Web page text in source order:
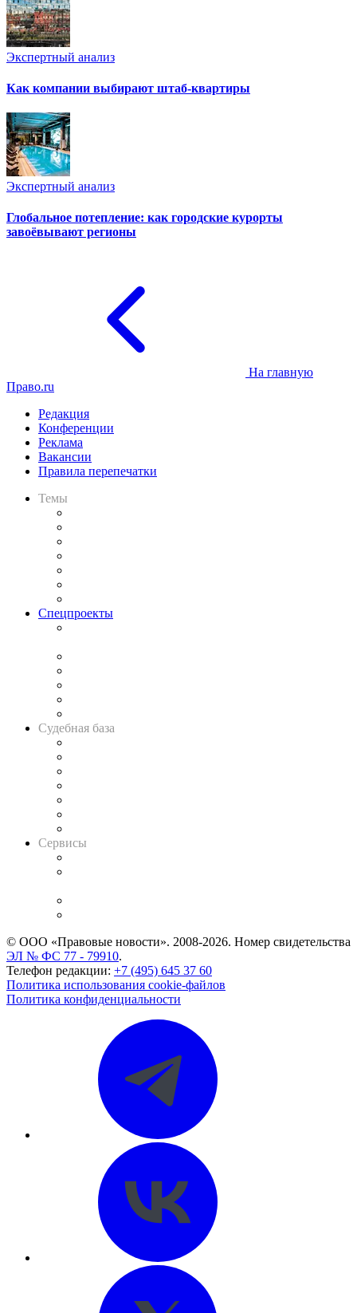
Экспертный анализ
Как компании выбирают штаб-квартиры
Экспертный анализ
Глобальное потепление: как городские курорты
завоёвывают регионы
На главную
Право.ru
Редакция
Конференции
Реклама
Вакансии
Правила перепечатки
Темы
Спецпроекты
Судебная база
Сервисы
© ООО «Правовые новости». 2008-2026. Номер свидетельства
ЭЛ № ФС 77 - 79910.
Телефон редакции: +7 (495) 645 37 60
Политика использования cookie-файлов
Политика конфиденциальности